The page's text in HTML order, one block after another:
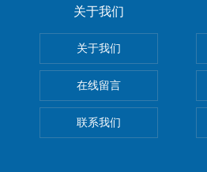
关于我们
关于我们
在线留言
联系我们